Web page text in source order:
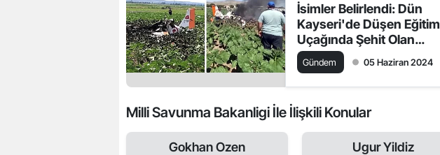
İsimler Belirlendi: Dün
Kayseri'de Düşen Eğitim
Uçağında Şehit Olan
Askerlerin Kimlikleri
Açıklandı
Gündem 05 Haziran 2024
Milli Savunma Bakanligi İle İlişkili Konular
Gokhan Ozen
Ugur Yildiz